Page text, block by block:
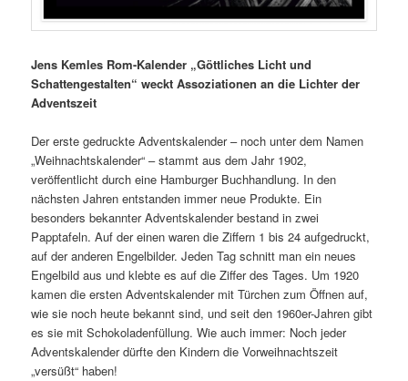
Jens Kemles Rom-Kalender „Göttliches Licht und
Schattengestalten“ weckt Assoziationen an die Lichter der
Adventszeit
Der erste gedruckte Adventskalender – noch unter dem Namen
„Weihnachtskalender“ – stammt aus dem Jahr 1902,
veröffentlicht durch eine Hamburger Buchhandlung. In den
nächsten Jahren entstanden immer neue Produkte. Ein
besonders bekannter Adventskalender bestand in zwei
Papptafeln. Auf der einen waren die Ziffern 1 bis 24 aufgedruckt,
auf der anderen Engelbilder. Jeden Tag schnitt man ein neues
Engelbild aus und klebte es auf die Ziffer des Tages. Um 1920
kamen die ersten Adventskalender mit Türchen zum Öffnen auf,
wie sie noch heute bekannt sind, und seit den 1960er-Jahren gibt
es sie mit Schokoladenfüllung. Wie auch immer: Noch jeder
Adventskalender dürfte den Kindern die Vorweihnachtszeit
„versüßt“ haben!